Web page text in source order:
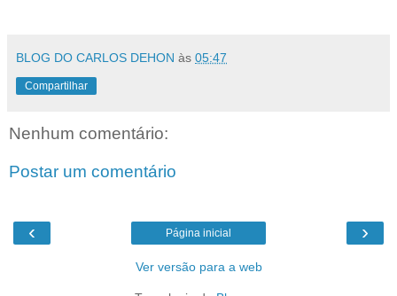
BLOG DO CARLOS DEHON às 05:47
Compartilhar
Nenhum comentário:
Postar um comentário
‹ ›
Página inicial
Ver versão para a web